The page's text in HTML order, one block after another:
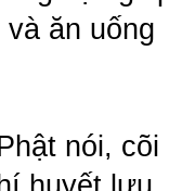
ăn uống
nói, cõi